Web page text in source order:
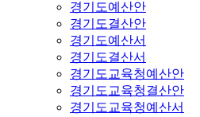
경기도예산안
경기도결산안
경기도예산서
경기도결산서
경기도교육청예산안
경기도교육청결산안
경기도교육청예산서